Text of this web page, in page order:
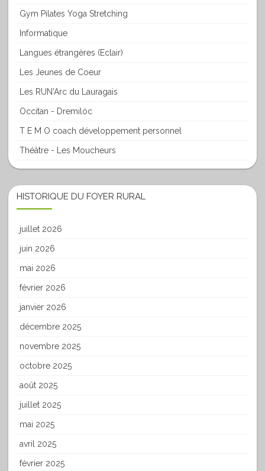
Gym Pilates Yoga Stretching
Informatique
Langues étrangères (Eclair)
Les Jeunes de Coeur
Les RUN'Arc du Lauragais
Occitan - Dremilòc
T E M O coach développement personnel
Théâtre - Les Moucheurs
HISTORIQUE DU FOYER RURAL
juillet 2026
juin 2026
mai 2026
février 2026
janvier 2026
décembre 2025
novembre 2025
octobre 2025
août 2025
juillet 2025
mai 2025
avril 2025
février 2025